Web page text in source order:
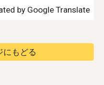
by Google Translate
にもどる